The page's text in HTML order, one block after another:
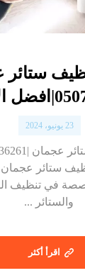
ستائر
23 يونيو، 2024
ستائر
في تنظيف
والستائر ...
اقرأ أكثر